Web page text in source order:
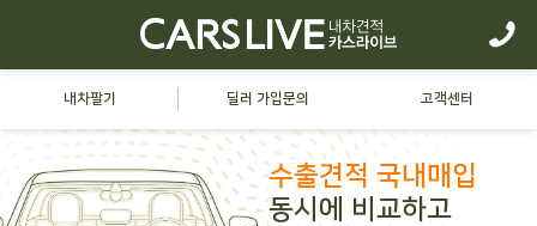
내차팔기 딜러 가입문의 고객센터
수출견적 국내매입
동시에 비교하고